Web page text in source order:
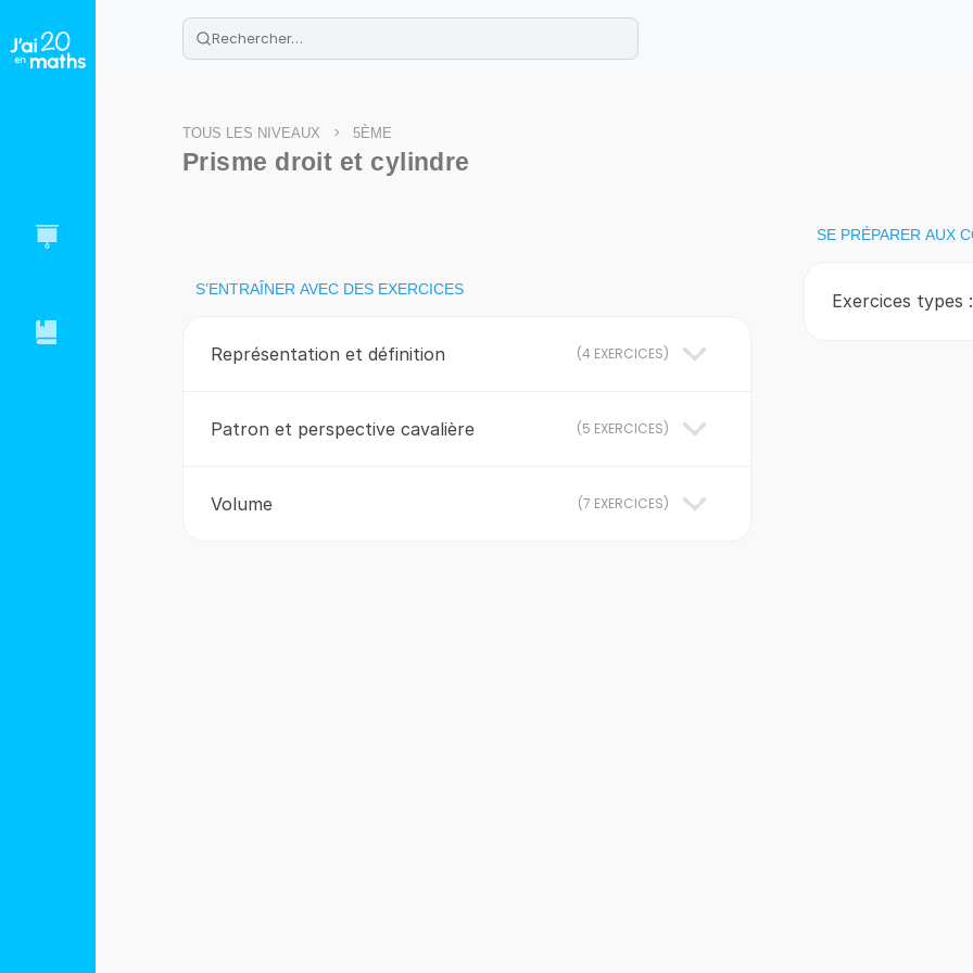
🌴Cahier de vacances offert: révise les maths cet été !
Télécharge ton PDF gratuit et progresse avec des exercices corrigés en vidéo.
TOUS LES NIVEAUX > 5ÈME
Prisme droit et cylindre
S’ENTRAÎNER AVEC DES EXERCICES
Représentation et définition (4 EXERCICES)
Patron et perspective cavalière (5 EXERCICES)
Volume (7 EXERCICES)
SE PRÉPARER AUX
Exercices types :